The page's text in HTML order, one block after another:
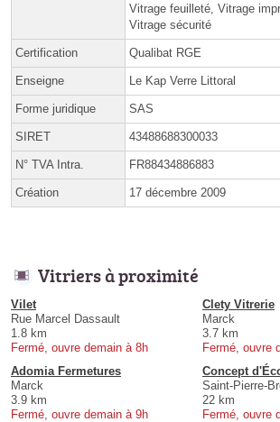
Vitrage feuilleté, Vitrage
Vitrage sécurité
Certification Qualibat RGE
Enseigne Le Kap Verre Littoral
Forme juridique SAS
SIRET 43488688300033
N° TVA Intra. FR88434886883
Création 17 décembre 2009
Vitriers à proximité
Vilet
Rue Marcel Dassault
1.8 km
Fermé, ouvre demain à 8h
Clety Vitrerie
Marck
3.7 km
Fermé, ouvre
Adomia Fermetures
Marck
3.9 km
Fermé, ouvre demain à 9h
Concept
Saint-Pierre-
22 km
Fermé, ouvre